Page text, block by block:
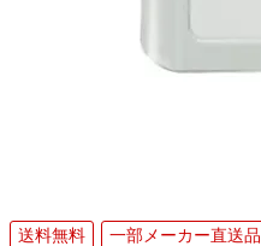
送料無料 一部メーカー直送品